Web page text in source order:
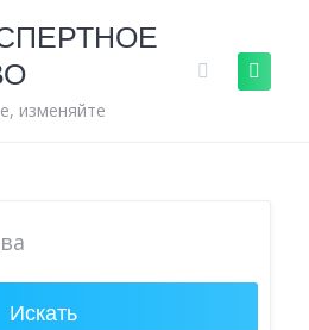
изменяйте
Искать